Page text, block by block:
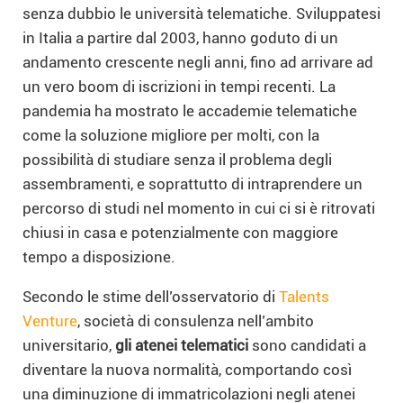
senza dubbio le università telematiche. Sviluppatesi
in Italia a partire dal 2003, hanno goduto di un
andamento crescente negli anni, fino ad arrivare ad
un vero boom di iscrizioni in tempi recenti. La
pandemia ha mostrato le accademie telematiche
come la soluzione migliore per molti, con la
possibilità di studiare senza il problema degli
assembramenti, e soprattutto di intraprendere un
percorso di studi nel momento in cui ci si è ritrovati
chiusi in casa e potenzialmente con maggiore
tempo a disposizione.
Secondo le stime dell’osservatorio di Talents
Venture, società di consulenza nell’ambito
universitario, gli atenei telematici sono candidati a
diventare la nuova normalità, comportando così
una diminuzione di immatricolazioni negli atenei